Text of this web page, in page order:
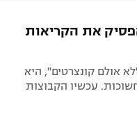
את הקריאות
אולם קונצרטים", היא
עכשיו הקבוצות